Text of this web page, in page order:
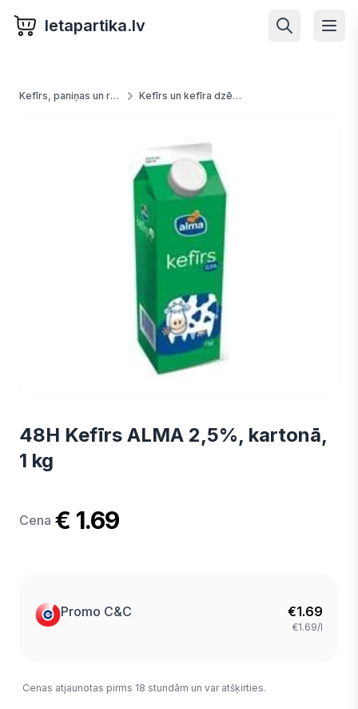
letapartika.lv
Kefīrs, paniņas un rūgušpiens Kefīrs un kefīra dzērieni
48H Kefīrs ALMA 2,5%, kartonā,
1 kg
Cena € 1.69
Promo C&C €1.69
€1.69/l
Cenas atjaunotas pirms 18 stundām un var atšķirties.